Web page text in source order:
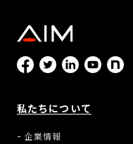
私たちについて
企業情報